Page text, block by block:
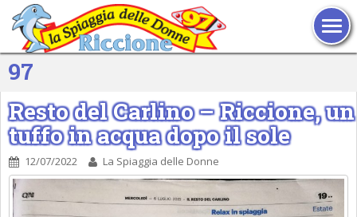
97
Resto del Carlino – Riccione, un
tuffo in acqua dopo il sole
12/07/2022 La Spiaggia delle Donne